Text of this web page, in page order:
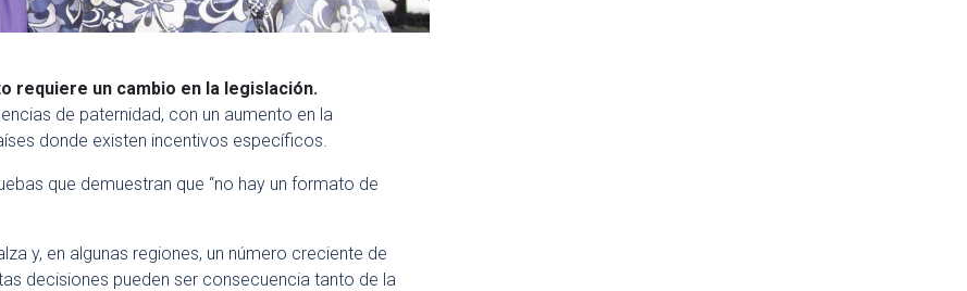
requiere un cambio en la legislación.
de paternidad, con un aumento en la
donde existen incentivos específicos.
que demuestran que “no hay un formato de
y, en algunas regiones, un número creciente de
decisiones pueden ser consecuencia tanto de la